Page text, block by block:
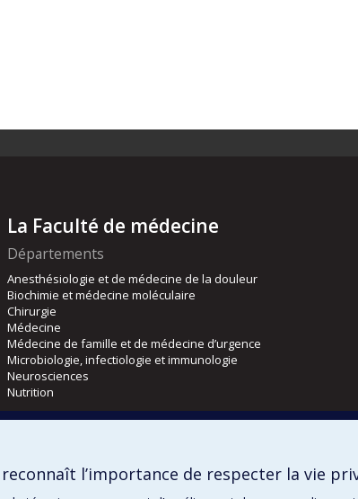
La Faculté de médecine
Départements
Anesthésiologie et de médecine de la douleur
Biochimie et médecine moléculaire
Chirurgie
Médecine
Médecine de famille et de médecine d’urgence
Microbiologie, infectiologie et immunologie
Neurosciences
Nutrition
Orthophonie et audiologie
reconnaît l’importance de respecter la vie